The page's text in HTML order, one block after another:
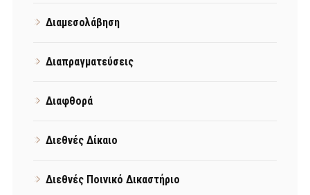
Διαμεσολάβηση
Διαπραγματεύσεις
Διαφθορά
Διεθνές Δίκαιο
Διεθνές Ποινικό Δικαστήριο